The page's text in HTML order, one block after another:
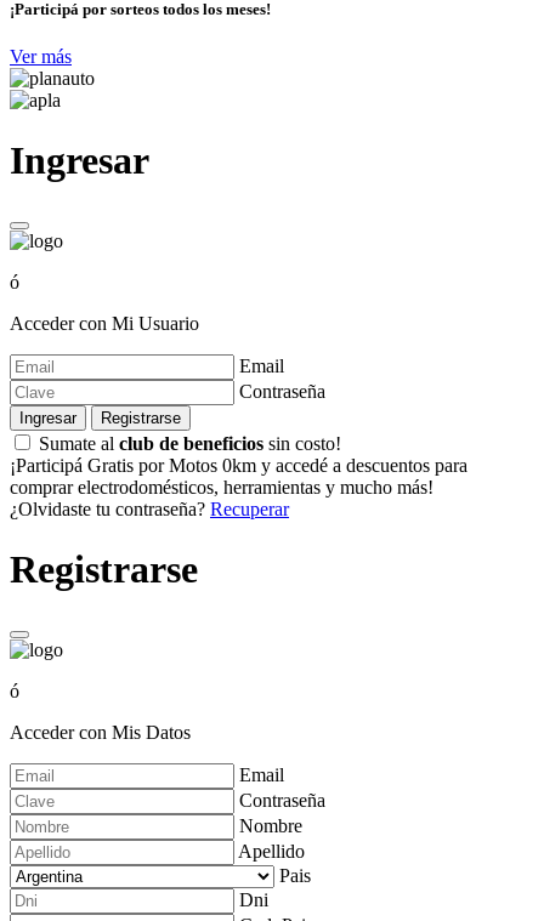
¡Participá por sorteos todos los meses!
Ver más
Ingresar
ó
Acceder con Mi Usuario
Email
Contraseña
Ingresar Registrarse
Sumate al club de beneficios sin costo!
¡Participá Gratis por Motos 0km y accedé a descuentos para
comprar electrodomésticos, herramientas y mucho más!
¿Olvidaste tu contraseña? Recuperar
Registrarse
ó
Acceder con Mis Datos
Email
Contraseña
Nombre
Apellido
Pais
Dni